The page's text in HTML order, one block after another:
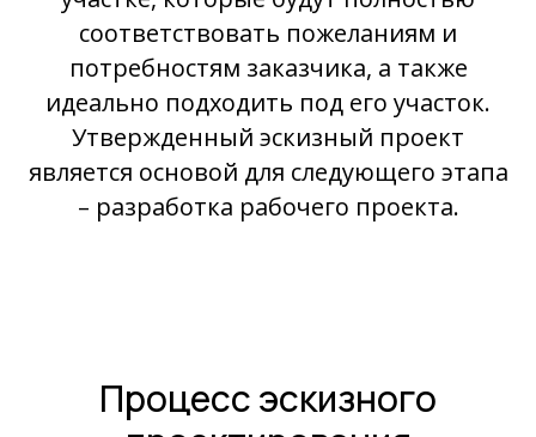
соответствовать пожеланиям и
потребностям заказчика, а также
идеально подходить под его участок.
Утвержденный эскизный проект
является основой для следующего этапа
– разработка рабочего проекта.
Процесс эскизного